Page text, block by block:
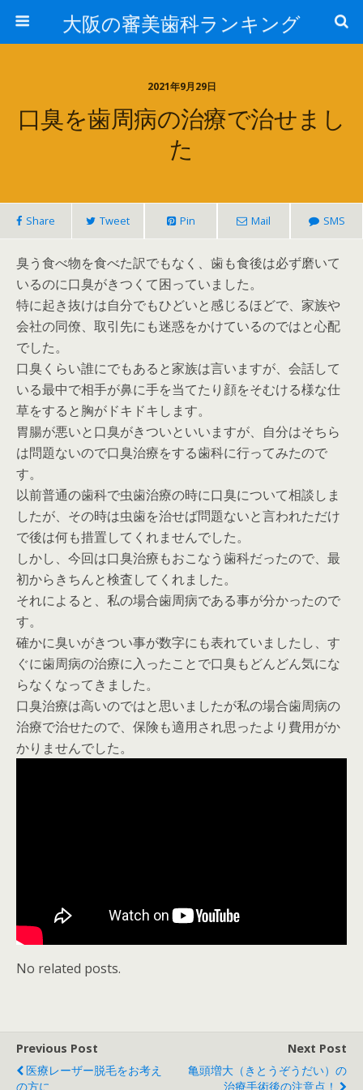
大阪の審美歯科ランキング
2021年9月29日
口臭を歯周病の治療で治せまし
た
Share Tweet Pin Mail SMS
臭う食べ物を食べた訳でもなく、歯も食後は必ず磨いて
いるのに口臭がきつくて困っていました。
特に起き抜けは自分でもひどいと感じるほどで、家族や
会社の同僚、取引先にも迷惑をかけているのではと心配
でした。
口臭くらい誰にでもあると家族は言いますが、会話して
いる最中で相手が鼻に手を当てたり顔をそむける様な仕
草をすると胸がドキドキします。
胃腸が悪いと口臭がきついといいますが、自分はそちら
は問題ないので口臭治療をする歯科に行ってみたので
す。
以前普通の歯科で虫歯治療の時に口臭について相談しま
したが、その時は虫歯を治せば問題ないと言われただけ
で後は何も措置してくれませんでした。
しかし、今回は口臭治療もおこなう歯科だったので、最
初からきちんと検査してくれました。
それによると、私の場合歯周病である事が分かったので
す。
確かに臭いがきつい事が数字にも表れていましたし、す
ぐに歯周病の治療に入ったことで口臭もどんどん気にな
らなくなってきました。
口臭治療は高いのではと思いましたが私の場合歯周病の
治療で治せたので、保険も適用され思ったより費用がか
かりませんでした。
No related posts.
Previous Post
医療レーザー脱毛をお考え
の方に
Next Post
亀頭増大（きとうぞうだい）の
治療手術後の注意点！